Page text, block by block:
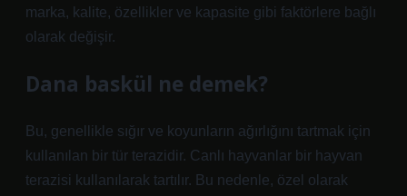
marka, kalite, özellikler ve kapasite gibi faktörlere bağlı
olarak değişir.
Dana baskül ne demek?
Bu, genellikle sığır ve koyunların ağırlığını tartmak için
kullanılan bir tür terazidir. Canlı hayvanlar bir hayvan
terazisi kullanılarak tartılır. Bu nedenle, özel olarak